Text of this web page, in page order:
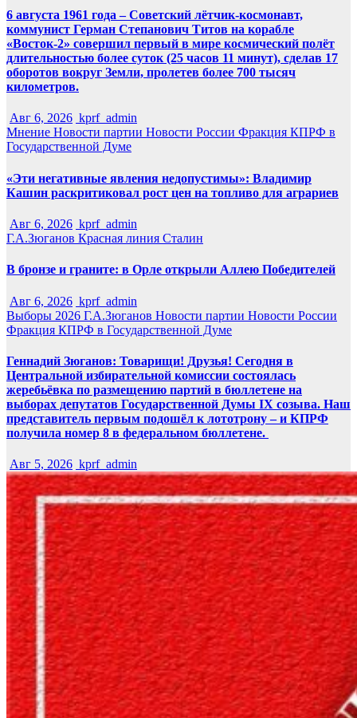
6 августа 1961 года – Советский лётчик-космонавт,
коммунист Герман Степанович Титов на корабле
«Восток-2» совершил первый в мире космический полёт
длительностью более суток (25 часов 11 минут), сделав 17
оборотов вокруг Земли, пролетев более 700 тысяч
километров.
Авг 6, 2026 kprf_admin
Мнение Новости партии Новости России Фракция КПРФ в
Государственной Думе
«Эти негативные явления недопустимы»: Владимир
Кашин раскритиковал рост цен на топливо для аграриев
Авг 6, 2026 kprf_admin
Г.А.Зюганов Красная линия Сталин
В бронзе и граните: в Орле открыли Аллею Победителей
Авг 6, 2026 kprf_admin
Выборы 2026 Г.А.Зюганов Новости партии Новости России
Фракция КПРФ в Государственной Думе
Геннадий Зюганов: Товарищи! Друзья! Сегодня в
Центральной избирательной комиссии состоялась
жеребьёвка по размещению партий в бюллетене на
выборах депутатов Государственной Думы IX созыва. Наш
представитель первым подошёл к лототрону – и КПРФ
получила номер 8 в федеральном бюллетене.
Авг 5, 2026 kprf_admin